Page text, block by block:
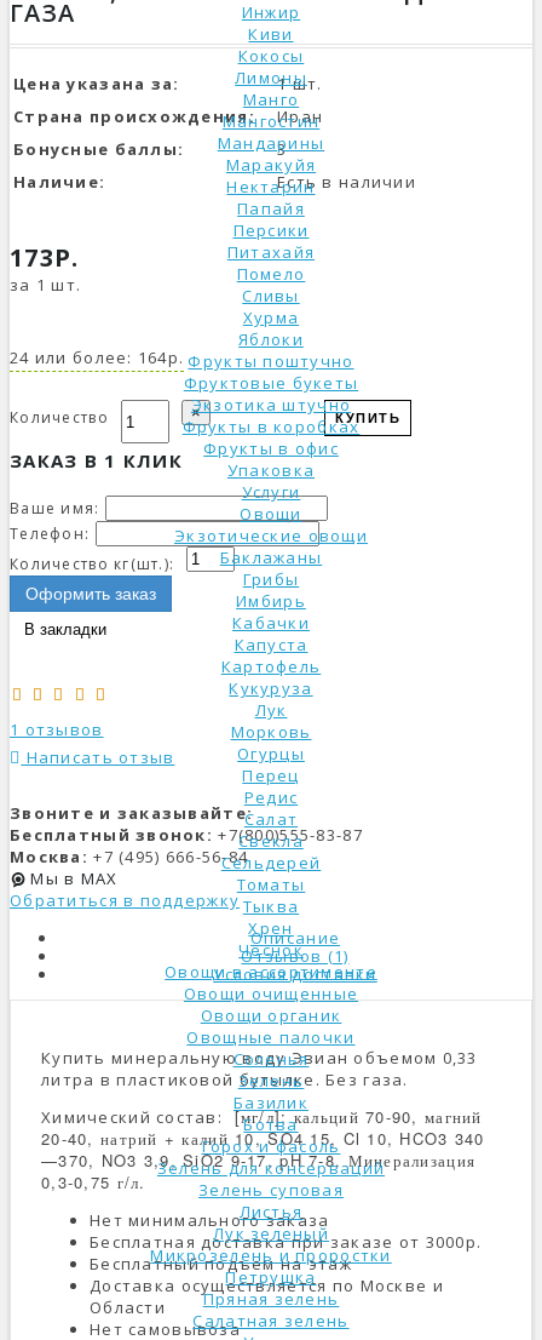
Инжир
Киви
Кокосы
Лимоны
Манго
Мангостин
Мандарины
Маракуйя
Нектарин
Папайя
Персики
Питахайя
Помело
Сливы
Хурма
Яблоки
Фрукты поштучно
Фруктовые букеты
Экзотика штучно
Фрукты в коробках
Фрукты в офис
Упаковка
Услуги
Овощи
Экзотические овощи
Баклажаны
Грибы
Имбирь
Кабачки
Капуста
Картофель
Кукуруза
Лук
Морковь
Огурцы
Перец
Редис
Салат
Свекла
Сельдерей
Томаты
Тыква
Хрен
Чеснок
Овощи в ассортименте
Овощи очищенные
Овощи органик
Овощные палочки
Соленья
Зелень
Базилик
Ботва
Горох и фасоль
Зелень для консерваций
Зелень суповая
Листья
Лук зеленый
Микрозелень и проростки
Петрушка
Пряная зелень
Салатная зелень
ГАЗА
Цена указана за:
1 шт.
Страна происхождения:
Иран
Бонусные баллы:
3
Наличие:
Есть в наличии
173Р.
за 1 шт.
24 или более: 164р.
Количество КУПИТЬ
×
ЗАКАЗ В 1 КЛИК
Ваше имя:
Телефон:
Количество кг(шт.):
Оформить заказ
В закладки
1 отзывов
Написать отзыв
Звоните и заказывайте:
Бесплатный звонок: +7(800)555-83-87
Москва: +7 (495) 666-56-84
Мы в MAX
Обратиться в поддержку
Описание
Отзывов (1)
Условия доставки
Купить минеральную воду Эвиан объемом 0,33
литра в пластиковой бутылке. Без газа.
Химический состав:
[мг/л]: кальций 70-90, магний
20-40, натрий + калий 10, SO4 15, Cl 10, HCO3 340
—370, NO3 3,9, SiO2 9-17, pH 7-8. Минерализация
0,3-0,75 г/л.
Нет минимального заказа
Бесплатная доставка при заказе от 3000р.
Бесплатный подъем на этаж
Доставка осуществляется по Москве и
Области
Нет самовывоза